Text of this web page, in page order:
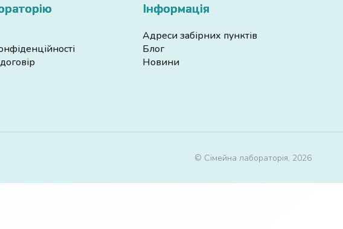
Інформація
Адреси забірних пунктів
Блог
Новини
© Сімейна лабораторія, 2026